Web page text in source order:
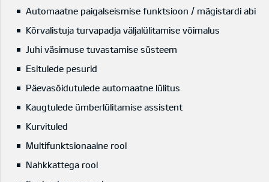
Automaatne paigalseismise funktsioon / mägistardi abi
Kõrvalistuja turvapadja väljalülitamise võimalus
Juhi väsimuse tuvastamise süsteem
Esitulede pesurid
Päevasõidutulede automaatne lülitus
Kaugtulede ümberlülitamise assistent
Kurvituled
Multifunktsionaalne rool
Nahkkattega rool